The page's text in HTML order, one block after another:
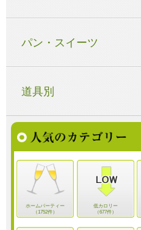
パン・スイーツ
道具別
ホームパーティー
（1752件）
低カロリー
（677件）